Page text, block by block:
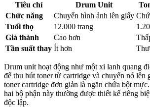
Tiêu chí Drum Unit
Chức năng
Chuyển hình ảnh lên giấy
Tuổi thọ
12.000 trang
Giá thành
Cao hơn
Tần suất thay Ít hơn
Drum unit hoạt động như một xi lanh quang
để thu hút toner từ cartridge và chuyển nó lên
toner cartridge đơn giản là ngăn chứa bột
hai bộ phận này thường được thiết kế riêng
độc lập.